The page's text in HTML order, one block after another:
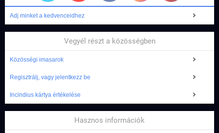
Adj minket a kedvenceidhez
Vegyél részt a közösségben
Közösségi imasarok
Regisztrálj, vagy jelentkezz be
Incindius kártya értékelése
Hasznos információk